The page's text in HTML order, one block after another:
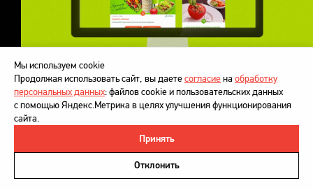
Политика в отношении обработки персональных данных
Напишите нам
Мы используем cookie
Продолжая использовать сайт, вы даетесогласиена обработку
персональных данных: файлов cookie и пользовательских данных
с помощью Яндекс.Метрика в целях улучшения функционирования
сайта.
Принять
Отклонить